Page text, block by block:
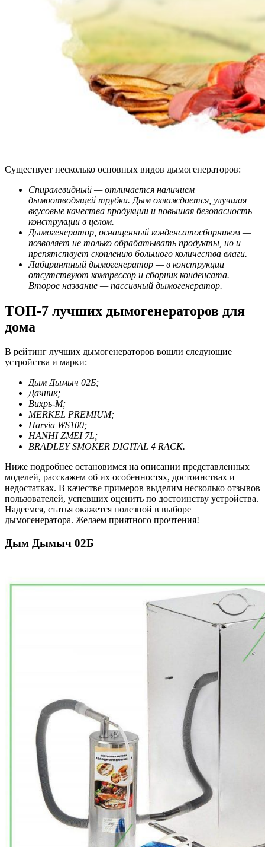
Существует несколько основных видов дымогенераторов:
Спиралевидный — отличается наличием
дымоотводящей трубки. Дым охлаждается, улучшая
вкусовые качества продукции и повышая безопасность
конструкции в целом.
Дымогенератор, оснащенный конденсатосборником —
позволяет не только обрабатывать продукты, но и
препятствует скоплению большого количества влаги.
Лабиринтный дымогенератор — в конструкции
отсутствуют компрессор и сборник конденсата.
Второе название — пассивный дымогенератор.
ТОП-7 лучших дымогенераторов для
дома
В рейтинг лучших дымогенераторов вошли следующие
устройства и марки:
Дым Дымыч 02Б;
Дачник;
Вихрь-М;
MERKEL PREMIUM;
Harvia WS100;
HANHI ZMEI 7L;
BRADLEY SMOKER DIGITAL 4 RACK.
Ниже подробнее остановимся на описании представленных
моделей, расскажем об их особенностях, достоинствах и
недостатках. В качестве примеров выделим несколько отзывов
пользователей, успевших оценить по достоинству устройства.
Надеемся, статья окажется полезной в выборе
дымогенератора. Желаем приятного прочтения!
Дым Дымыч 02Б